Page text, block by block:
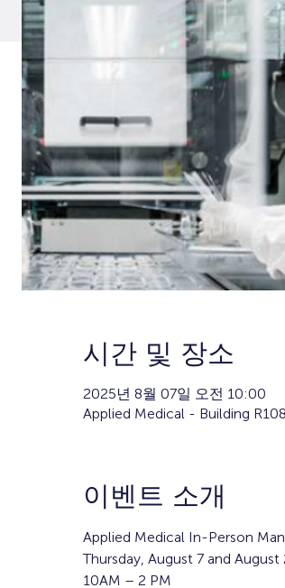
시간 및 장소
2025년 8월 07일 오전 10:00
Applied Medical - Building
이벤트 소개
Applied Medical In-Person
Thursday, August 7 and August
10AM – 2 PM